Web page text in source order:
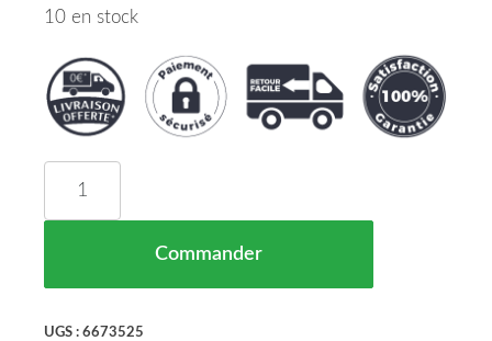
10 en stock
Commander
UGS : 6673525